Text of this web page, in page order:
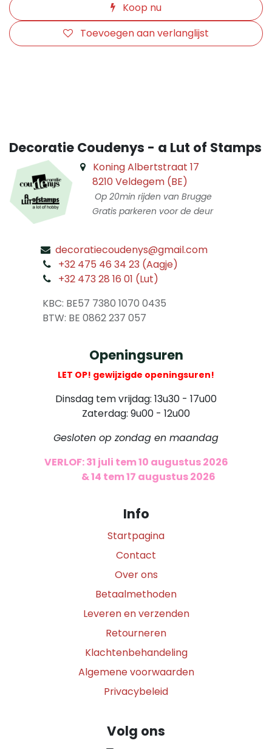
Koop nu
Toevoegen aan verlanglijst
Decoratie Coudenys - a Lut of Stamps
Koning Albertstraat 17
8210 Veldegem (BE)
Op 20min rijden van Brugge
Gratis parkeren voor de deur
decoratiecoudenys@gmail.com
+32 475 46 34 23 (Aagje)
+32 473 28 16 01 (Lut)
KBC: BE57 7380 1070 0435
​ BTW: BE 0862 237 057
Openingsuren
LET OP! gewijzigde openingsuren!
Dinsdag tem vrijdag: 13u30 - 17u00
Zaterdag: 9u00 - 12u00
Gesloten op zondag en maandag
VERLOF: 31 juli tem 10 augustus 2026
& 14 tem 17 augustus 2026
Info
Startpagina
Contact
Over ons
Betaalmethoden
Leveren en verzenden
Retourneren
Klachtenbehandeling
Algemene voorwaarden
Privacybeleid
Volg ons